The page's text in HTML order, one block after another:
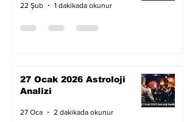
22 Şub 1 dakikada okunur
27 Ocak 2026 Astroloji
Analizi
27 Oca 2 dakikada okunur